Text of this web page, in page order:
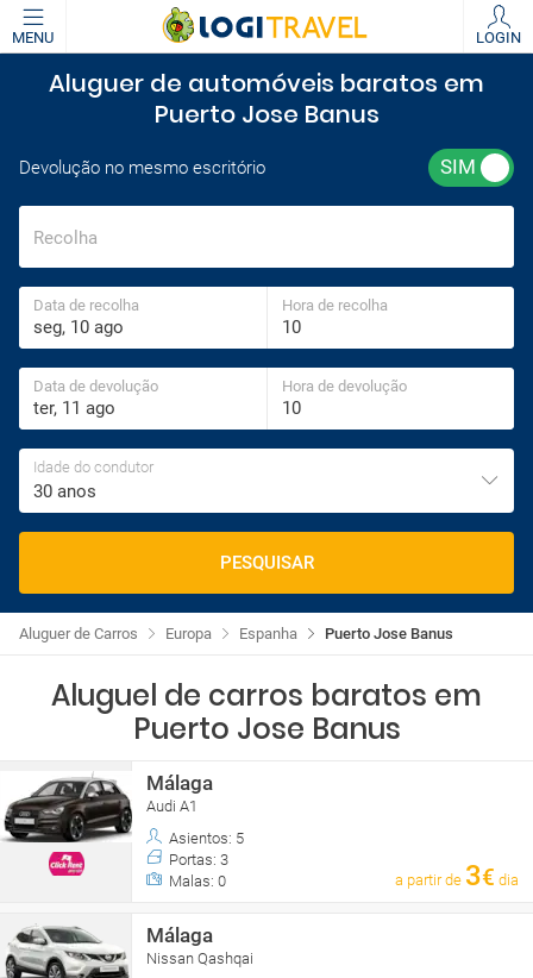
MENU LOGIN
Aluguer de automóveis baratos em
Puerto Jose Banus
Devolução no mesmo escritório
Recolha
Data de recolha Hora de recolha
Data de devolução Hora de devolução
Idade do condutor
30 anos
PESQUISAR
Puerto Jose Banus
Espanha
Europa
Aluguer de Carros
Aluguel de carros baratos em
Puerto Jose Banus
Málaga
Audi A1
Asientos: 5
Portas: 3
Malas: 0
a partir de 3€ dia
Málaga
Nissan Qashqai